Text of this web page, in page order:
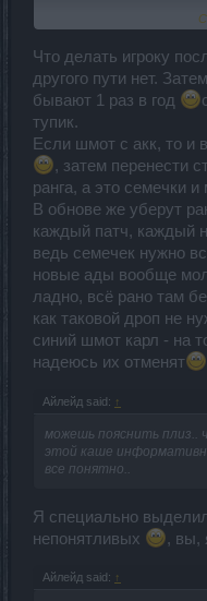
- в любом случае пока
Что делать игроку
другого пути нет.
бывают 1 раз в год
тупик.
Если шмот с акк, то и
, затем перенести
ранга, а это семечки
В обнове же уберут
каждый патч, каждый
ведь семечек нужно
новые ады вообще
ладно, всё рано там
как таковой дроп не
синий шмот карл - на
надеюсь их отменят
Айлейд said: ↑
можешь пояснить плиз..
этой каше
все понятно..
Я специально
непонятливых
, вы,
Айлейд said: ↑